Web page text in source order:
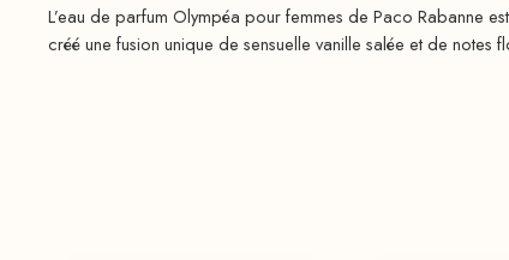
L’eau de parfum Olympéa pour femmes de Paco Rabanne
créé une fusion unique de sensuelle vanille salée et de